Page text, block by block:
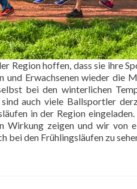
Region hoffen, dass sie ihre
und Erwachsenen wieder die
bei den winterlichen
sind auch viele Ballsportler
in der Region
Wirkung zeigen und wir von
bei den Frühlingsläufen zu